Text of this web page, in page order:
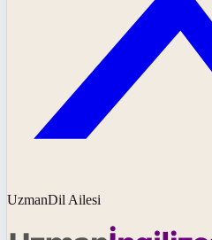
UzmanDil Ailesi